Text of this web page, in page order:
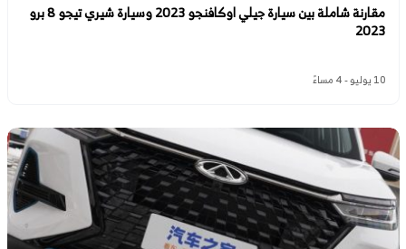
مقارنة شاملة بين سيارة جيلي اوكافنجو 2023 وسيارة شيري تيجو 8 برو
2023
10 يوليو - 4 مساءً